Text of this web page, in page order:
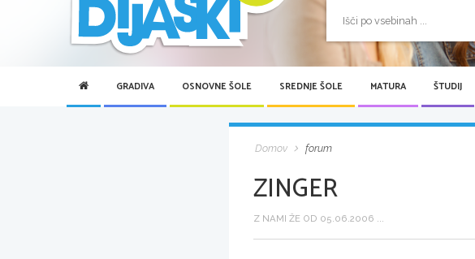
GRADIVA OSNOVNE ŠOLE SREDNJE ŠOLE MATURA ŠTUDIJ
Domov forum
ZINGER
Z NAMI ŽE OD 05.06.2006 ...